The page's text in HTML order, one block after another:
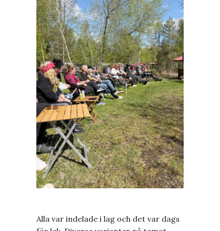
Alla var indelade i lag och det var dags